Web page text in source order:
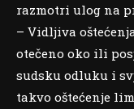
razmotri ulog na
– Vidljiva
otečeno oko ili
sudsku odluku i
takvo oštećenje